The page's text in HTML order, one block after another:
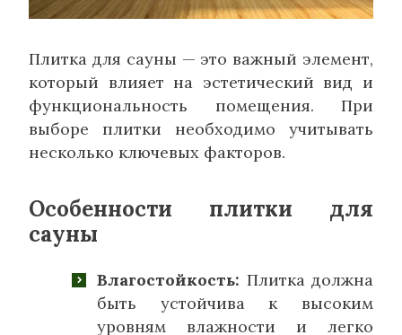
Плитка для сауны — это важный элемент,
который влияет на эстетический вид и
функциональность помещения. При
выборе плитки необходимо учитывать
несколько ключевых факторов.
Особенности плитки для
сауны
Влагостойкость: Плитка должна
быть устойчива к высоким
уровням влажности и легко